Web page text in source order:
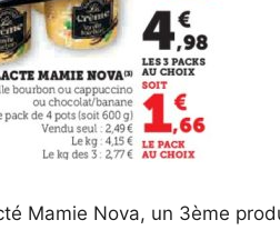
Mamie Nova, un 3ème